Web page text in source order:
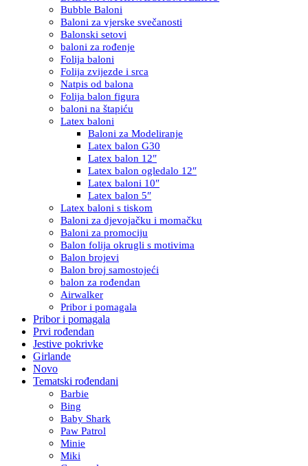
Bubble Baloni
Baloni za vjerske svečanosti
Balonski setovi
baloni za rođenje
Folija baloni
Folija zvijezde i srca
Natpis od balona
Folija balon figura
baloni na štapiću
Latex baloni
Baloni za Modeliranje
Latex balon G30
Latex balon 12″
Latex balon ogledalo 12″
Latex baloni 10″
Latex balon 5″
Latex baloni s tiskom
Baloni za djevojačku i momačku
Baloni za promociju
Balon folija okrugli s motivima
Balon brojevi
Balon broj samostojeći
balon za rođendan
Airwalker
Pribor i pomagala
Pribor i pomagala
Prvi rođendan
Jestive pokrivke
Girlande
Novo
Tematski rođendani
Barbie
Bing
Baby Shark
Paw Patrol
Minie
Miki